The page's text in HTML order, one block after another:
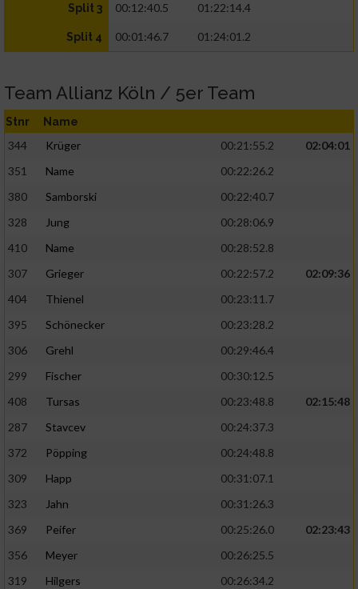
Split 3 00:12:40.5 01:22:14.4
Split 4 00:01:46.7 01:24:01.2
Team Allianz Köln / 5er Team
Stnr Name
344 Krüger 00:21:55.2
02:04:01
351
Name
00:22:26.2
380
Samborski
00:22:40.7
328
Jung
00:28:06.9
410
Name
00:28:52.8
307
Grieger 00:22:57.2
02:09:36
404
Thienel
00:23:11.7
395
Schönecker
00:23:28.2
306
Grehl
00:29:46.4
299
Fischer
00:30:12.5
408
Tursas 00:23:48.8
02:15:48
287
Stavcev
00:24:37.3
372
Pöpping
00:24:48.8
309
Happ
00:31:07.1
323
Jahn
00:31:26.3
369
Peifer 00:25:26.0
02:23:43
356
Meyer
00:26:25.5
319
Hilgers
00:26:34.2